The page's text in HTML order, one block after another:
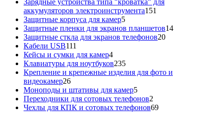
Зарядные устройства типа "кроватка" для
аккумуляторов электроинструмента151
Защитные корпуса для камер55
товаров
Защитные пленки для экранов планшетов1414
Защитные сткла для экранов телефонов2020
Кабели USB111
товаров
Кейсы и сумки для камер44
товара
Клавиатуры для ноутбуков235235
товаров
Крепление и крепежные изделия для фото и
видеокамер2626
товаров
Моноподы и штативы для камер55
товаров
Переходники для сотовых телефонов2
товара
Чехлы для КПК и сотовых телефонов6969